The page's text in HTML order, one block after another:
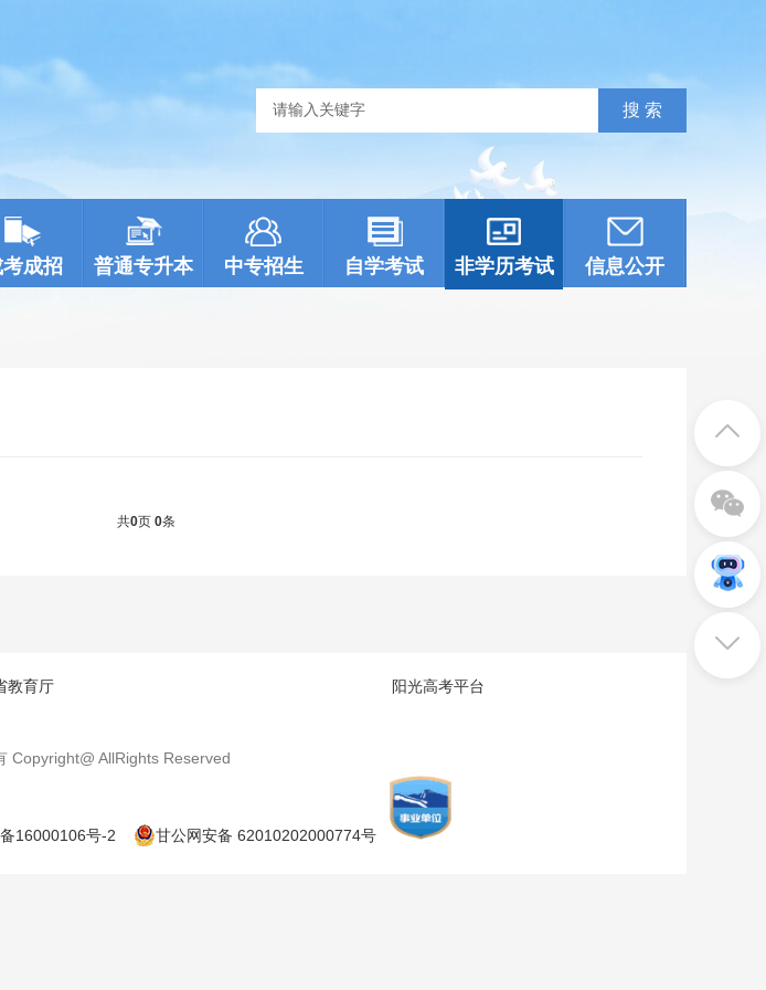
考成招 普通专升本 中专招生 自学考试 非学历考试 信息公开
共0页 0条
教育厅 阳光高考平台
Copyright@ AllRights Reserved
16000106号-2 甘公网安备 62010202000774号